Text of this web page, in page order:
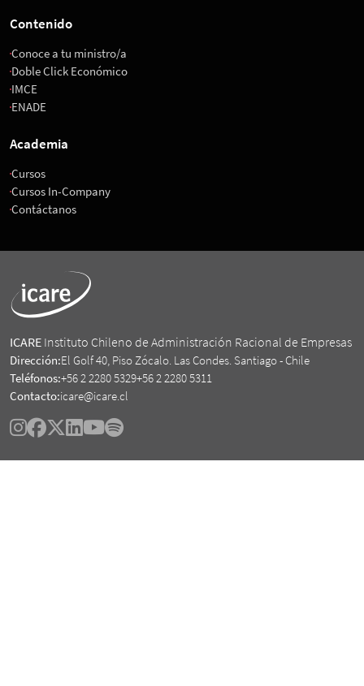
Contenido
Conoce a tu ministro/a
Doble Click Económico
IMCE
ENADE
Academia
Cursos
Cursos In-Company
Contáctanos
ICARE Instituto Chileno de Administración Racional de Empresas
Dirección:El Golf 40, Piso Zócalo. Las Condes. Santiago - Chile
Teléfonos:+56 2 2280 5329+56 2 2280 5311
Contacto:icare@icare.cl